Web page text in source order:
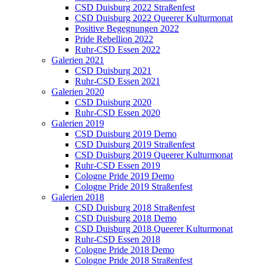
CSD Duisburg 2022 Straßenfest
CSD Duisburg 2022 Queerer Kulturmonat
Positive Begegnungen 2022
Pride Rebellion 2022
Ruhr-CSD Essen 2022
Galerien 2021
CSD Duisburg 2021
Ruhr-CSD Essen 2021
Galerien 2020
CSD Duisburg 2020
Ruhr-CSD Essen 2020
Galerien 2019
CSD Duisburg 2019 Demo
CSD Duisburg 2019 Straßenfest
CSD Duisburg 2019 Queerer Kulturmonat
Ruhr-CSD Essen 2019
Cologne Pride 2019 Demo
Cologne Pride 2019 Straßenfest
Galerien 2018
CSD Duisburg 2018 Straßenfest
CSD Duisburg 2018 Demo
CSD Duisburg 2018 Queerer Kulturmonat
Ruhr-CSD Essen 2018
Cologne Pride 2018 Demo
Cologne Pride 2018 Straßenfest